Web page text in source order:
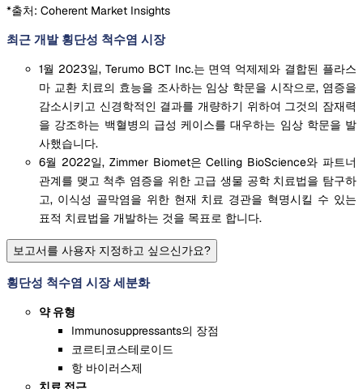
*출처: Coherent Market Insights
최근 개발 횡단성 척수염 시장
1월 2023일, Terumo BCT Inc.는 면역 억제제와 결합된 플라스
마 교환 치료의 효능을 조사하는 임상 학문을 시작으로, 염증을
감소시키고 신경학적인 결과를 개량하기 위하여 그것의 잠재력
을 강조하는 백혈병의 급성 케이스를 대우하는 임상 학문을 발
사했습니다.
6월 2022일, Zimmer Biomet은 Celling BioScience와 파트너
관계를 맺고 척추 염증을 위한 고급 생물 공학 치료법을 탐구하
고, 이식성 골막염을 위한 현재 치료 경관을 혁명시킬 수 있는
표적 치료법을 개발하는 것을 목표로 합니다.
보고서를 사용자 지정하고 싶으신가요?
횡단성 척수염 시장 세분화
약 유형
Immunosuppressants의 장점
코르티코스테로이드
항 바이러스제